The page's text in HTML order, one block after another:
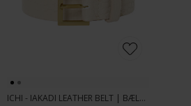
ICHI - IAKADI LEATHER BELT | BÆLTE STRING